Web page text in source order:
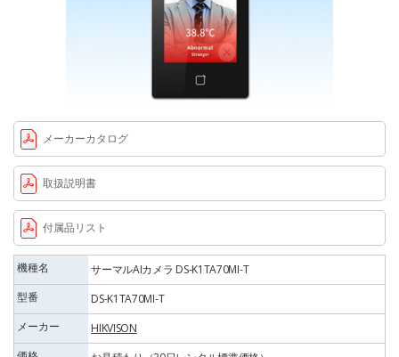
メーカーカタログ
取扱説明書
付属品リスト
機種名
サーマルAIカメラ DS-K1TA70MI-T
型番
DS-K1TA70MI-T
メーカー
HIKVISON